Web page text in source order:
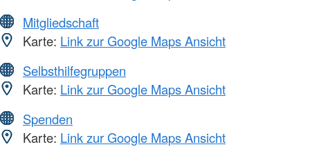
Mitgliedschaft
Karte: Link zur Google Maps Ansicht
Selbsthilfegruppen
Karte: Link zur Google Maps Ansicht
Spenden
Karte: Link zur Google Maps Ansicht